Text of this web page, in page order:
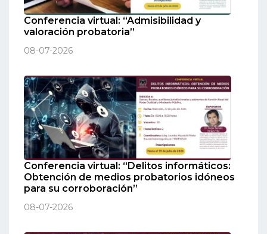
Conferencia virtual: “Admisibilidad y
valoración probatoria”
08-07-2026
Conferencia virtual: “Delitos informáticos:
Obtención de medios probatorios idóneos
para su corroboración”
08-07-2026